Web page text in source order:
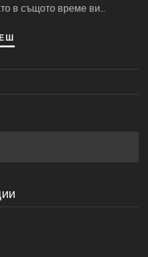
в същото време ви
ще подчертаят колко
на деня.